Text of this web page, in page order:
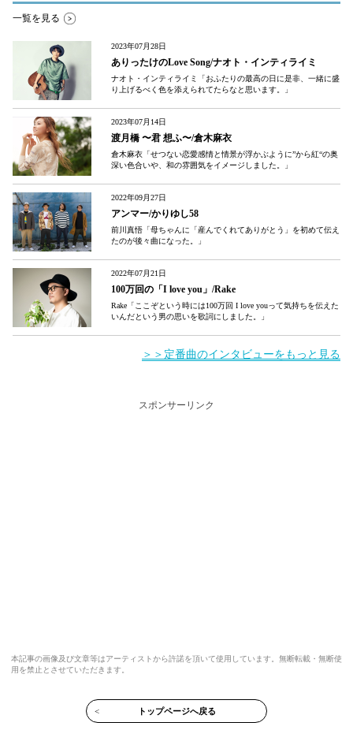
一覧を見る
2023年07月28日
ありったけのLove Song/ナオト・インティライミ
ナオト・インティライミ「おふたりの最高の日に是非、一緒に盛
り上げるべく色を添えられてたらなと思います。」
2023年07月14日
渡月橋 〜君 想ふ〜/倉木麻衣
倉木麻衣「せつない恋愛感情と情景が浮かぶように”から紅“の奥
深い色合いや、和の雰囲気をイメージしました。」
2022年09月27日
アンマー/かりゆし58
前川真悟「母ちゃんに「産んでくれてありがとう」を初めて伝え
たのが後々曲になった。」
2022年07月21日
100万回の「I love you」/Rake
Rake「ここぞという時には100万回 I love youって気持ちを伝えた
いんだという男の思いを歌詞にしました。」
＞＞定番曲のインタビューをもっと見る
スポンサーリンク
本記事の画像及び文章等はアーティストから許諾を頂いて使用しています。無断転載・無断使
用を禁止とさせていただきます。
< トップページへ戻る